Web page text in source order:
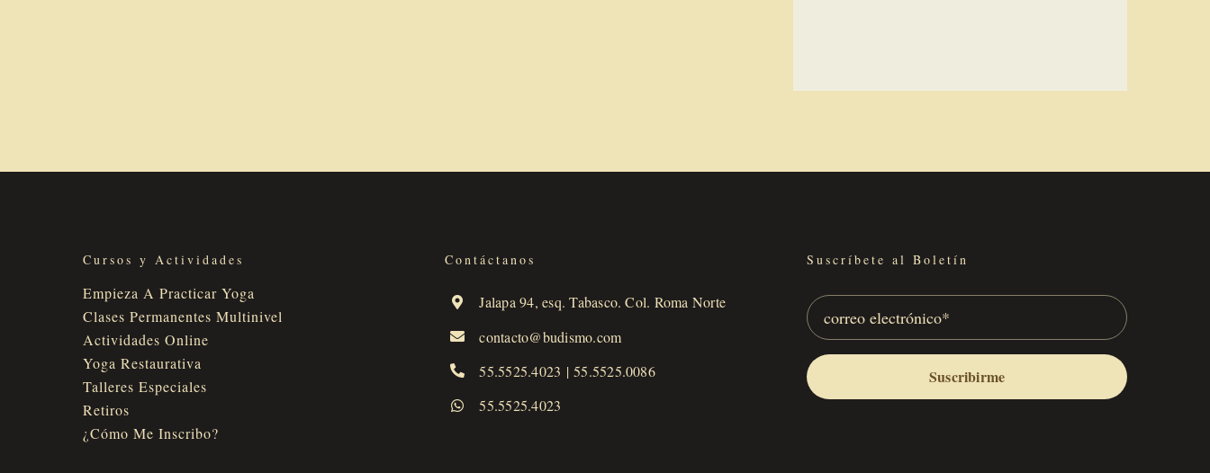
Cursos y Actividades
Empieza A Practicar Yoga
Clases Permanentes Multinivel
Actividades Online
Yoga Restaurativa
Talleres Especiales
Retiros
¿Cómo Me Inscribo?
Contáctanos
Jalapa 94, esq. Tabasco. Col. Roma Norte
contacto@budismo.com
55.5525.4023 |55.5525.0086
55.5525.4023
Suscríbete al Boletín
Suscribirme